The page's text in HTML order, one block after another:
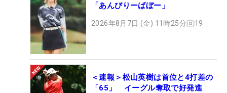
「あんびりーばぼー」
2026年8月7日 (金) 11時25分 19
＜速報＞松山英樹は首位と4打差の
「65」 イーグル奪取で好発進